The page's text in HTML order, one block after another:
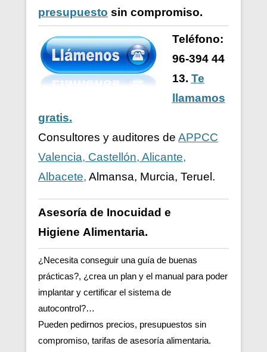
presupuesto sin compromiso.
Teléfono:
96-394 44
13. Te
llamamos
gratis.
Consultores y auditores de APPCC
Valencia, Castellón, Alicante,
Albacete, Almansa, Murcia, Teruel.
Asesoría de Inocuidad e
Higiene Alimentaria.
¿Necesita conseguir una guía de buenas
prácticas?, ¿crea un plan y el manual para poder
implantar y certificar el sistema de
autocontrol?…
Pueden pedirnos precios, presupuestos sin
compromiso, tarifas de asesoría alimentaria.